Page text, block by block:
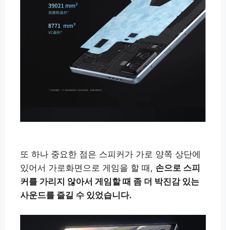
또 하나 중요한 점은 스피커가 가로 양쪽 상단에
있어서 가로화면으로 게임을 할 때, 손으로 스피
커를 가리지 않아서 게임할 때 좀 더 박진감 있는
사운드를 즐길 수 있었습니다.